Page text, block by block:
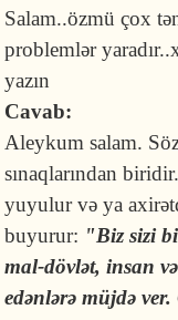
Salam..özmü çox
problemlər
yazın
Cavab:
Aleykum salam.
sınaqlarından
yuyulur və ya
buyurur: "Biz sizi
mal-dövlət, insan
edənlərə müjdə